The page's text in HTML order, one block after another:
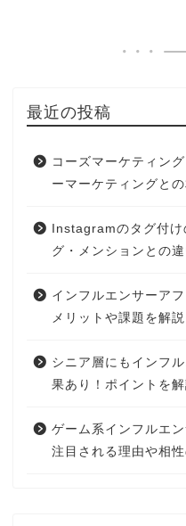
最近の投稿
コーズマーケティン
ーマーケティングと
Instagramのタグ付
グ・メンションとの違
インフルエンサーア
メリットや課題を解説
シニア層にもインフ
果あり！ポイントを解
ゲーム系インフルエ
注目される理由や相